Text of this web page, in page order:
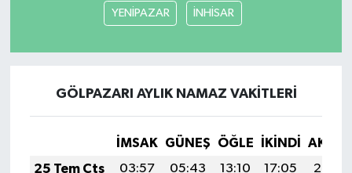
YENİPAZAR İNHİSAR
GÖLPAZARI AYLIK NAMAZ VAKITLERI
İMSAK GÜNEŞ ÖĞLE İKINDI
25 Tem Cts
03:57 05:43 13:10 17:05
20:28